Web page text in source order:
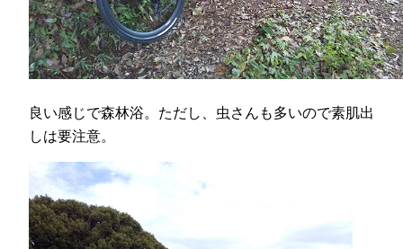
良い感じで森林浴。ただし、虫さんも多いので素肌出
しは要注意。